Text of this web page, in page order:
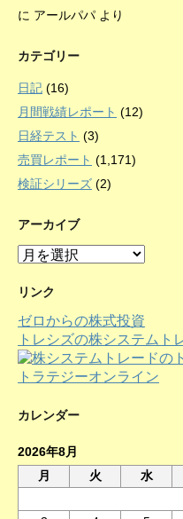
に アールパパ より
カテゴリー
日記 (16)
月間戦績レポート (12)
日経テスト (3)
売買レポート (1,171)
検証シリーズ (2)
アーカイブ
ア
カ
ブ
リンク
ゼロからの株式投資
トレシズの株システムト
カレンダー
2026年8月
月
火 水